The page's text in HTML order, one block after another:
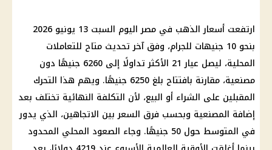
ارتفعت أسعار الذهب في مصر اليوم السبت 13 يونيو 2026
بنحو 10 جنيهات للجرام، وفق آخر تحديث متاح للتعاملات
المحلية، ليصل عيار 21 الأكثر تداولًا إلى 6260 جنيهًا دون
مصنعية، مقارنة بافتتاح بلغ 6250 جنيهًا. ويهم هذا التحرك
المقبلين على الشراء أو البيع، لأن التكلفة النهائية تختلف بعد
إضافة المصنعية وبحسب فرق السعر بين الاتجاهين، الذي يدور
في المتوسط حول 50 جنيهًا. وجاء الصعود المحلي المحدود